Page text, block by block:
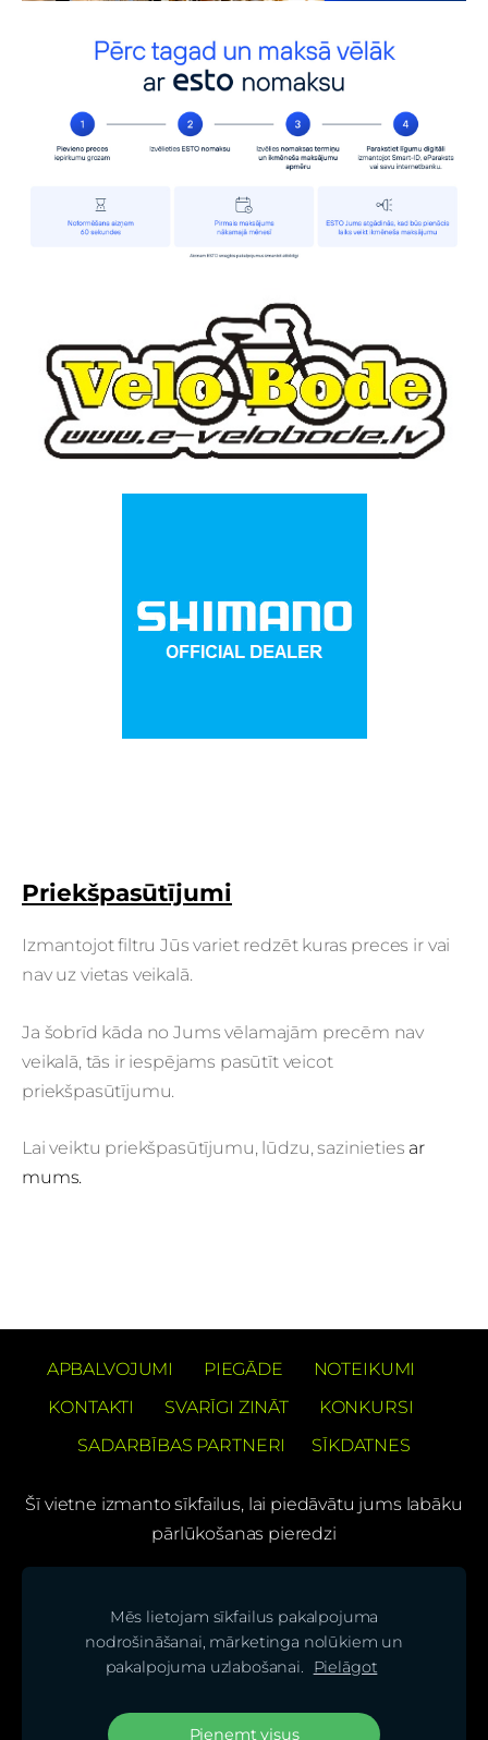
Priekšpasūtījumi
Izmantojot filtru Jūs variet redzēt kuras preces ir vai
nav uz vietas veikalā.
Ja šobrīd kāda no Jums vēlamajām precēm nav
veikalā, tās ir iespējams pasūtīt veicot
priekšpasūtījumu.
Lai veiktu priekšpasūtījumu, lūdzu, sazinieties ar
mums.
APBALVOJUMI PIEGĀDE
NOTEIKUMI
KONTAKTI
SVARĪGI ZINĀT
KONKURSI
SADARBĪBAS PARTNERI
SĪKDATNES
Šī vietne izmanto sīkfailus, lai piedāvātu jums labāku
pārlūkošanas pieredzi
(C) SIA "BS bicycles"
Seko mums mūsu sociālajos tīklos un uzzini
jaunumus pirmais!
Mēs lietojam sīkfailus pakalpojuma
nodrošināšanai, mārketinga nolūkiem un
pakalpojuma uzlabošanai.
Pielāgot
Pieņemt visus